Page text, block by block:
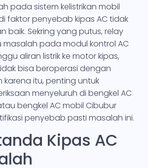
pada sistem kelistrikan mobil
faktor penyebab kipas AC tidak
baik. Sekring yang putus, relay
masalah pada modul kontrol AC
aliran listrik ke motor kipas,
bisa beroperasi dengan
karena itu, penting untuk
menyeluruh di bengkel AC
bengkel AC mobil Cibubur
penyebab pasti masalah ini.
Kipas AC